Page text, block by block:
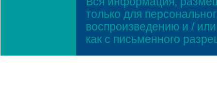
только для
воспроизведению и /
как с письменного